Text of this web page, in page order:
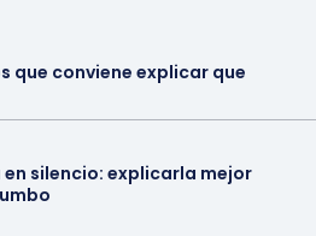
que conviene explicar que
en silencio: explicarla mejor